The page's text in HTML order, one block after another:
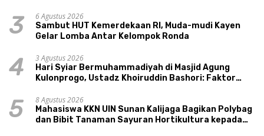
3
6 Agustus 2026
Sambut HUT Kemerdekaan RI, Muda-mudi Kayen
Gelar Lomba Antar Kelompok Ronda
4
3 Agustus 2026
Hari Syiar Bermuhammadiyah di Masjid Agung
Kulonprogo, Ustadz Khoiruddin Bashori: Faktor
5
8 Agustus 2026
Mahasiswa KKN UIN Sunan Kalijaga Bagikan Polybag
dan Bibit Tanaman Sayuran Hortikultura kepada